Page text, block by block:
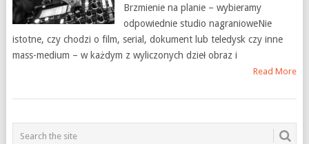
Brzmienie na planie – wybieramy
odpowiednie studio nagranioweNie
istotne, czy chodzi o film, serial, dokument lub teledysk czy inne
mass-medium – w każdym z wyliczonych dzieł obraz i
Read More